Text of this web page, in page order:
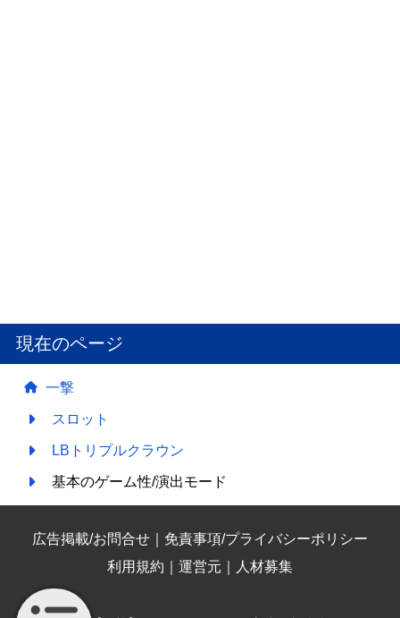
現在のページ
一撃
スロット
LBトリプルクラウン
基本のゲーム性/演出モード
広告掲載/お問合せ ｜ 免責事項/プライバシーポリシー
利用規約 ｜ 運営元 ｜ 人材募集